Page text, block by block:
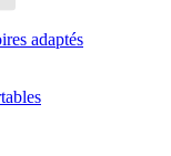
adaptés